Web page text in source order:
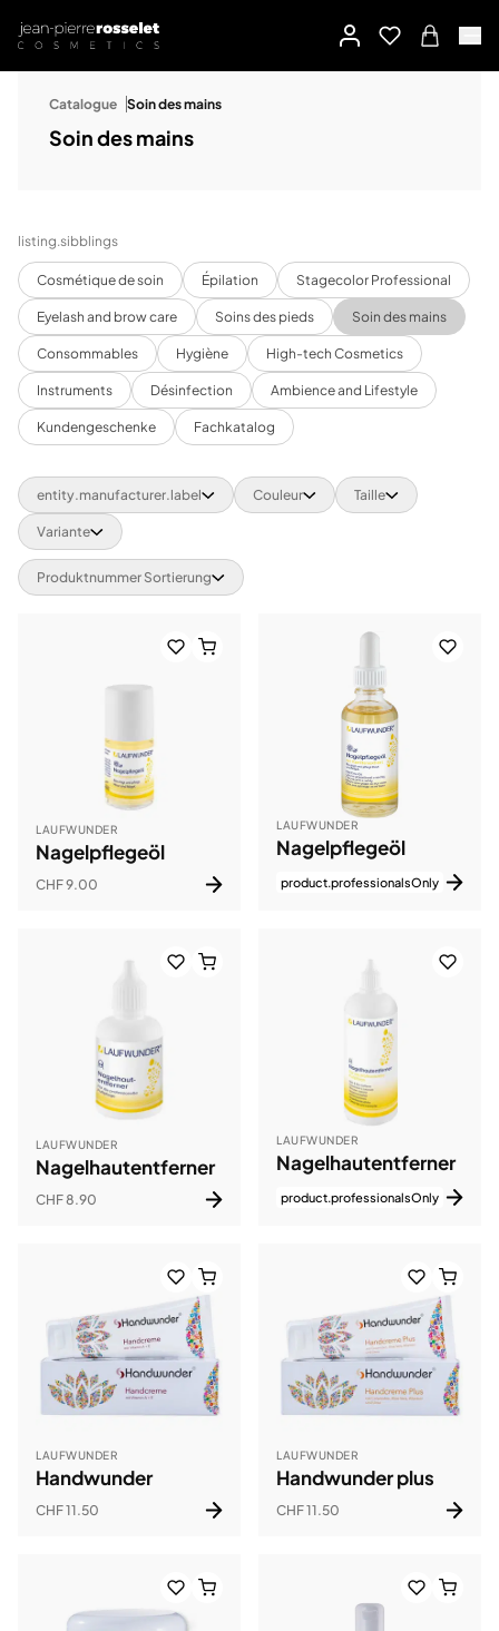
Catalogue Soin des mains
Soin des mains
listing.sibblings
Cosmétique de soin Épilation Stagecolor Professional
Eyelash and brow care Soins des pieds Soin des mains
Consommables Hygiène High-tech Cosmetics
Instruments Désinfection Ambience and Lifestyle
Kundengeschenke Fachkatalog
entity.manufacturer.label Couleur Taille
Variante
Produktnummer Sortierung
LAUFWUNDER
Nagelpflegeöl
CHF 9.00
LAUFWUNDER
Nagelpflegeöl
product.professionalsOnly
LAUFWUNDER
Nagelhautentferner
CHF 8.90
LAUFWUNDER
Nagelhautentferner
product.professionalsOnly
LAUFWUNDER
Handwunder
CHF 11.50
LAUFWUNDER
Handwunder plus
CHF 11.50